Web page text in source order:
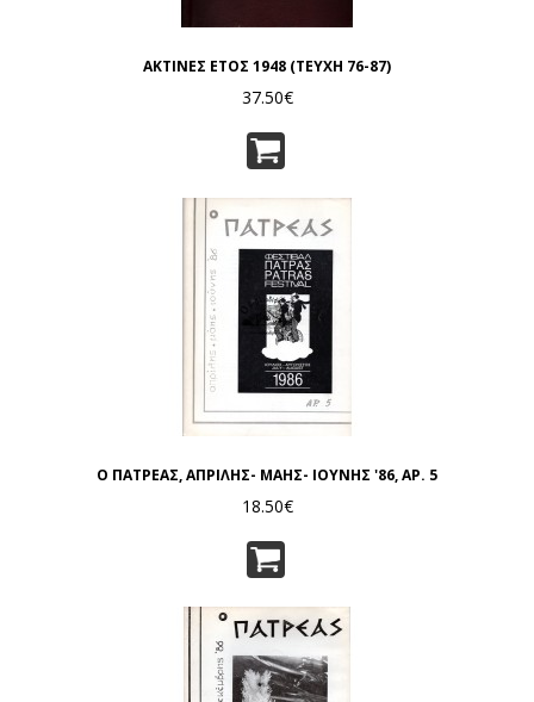
ΑΚΤΙΝΕΣ ΕΤΟΣ 1948 (ΤΕΥΧΗ 76-87)
37.50€
Ο ΠΑΤΡΕΑΣ, ΑΠΡΙΛΗΣ- ΜΑΗΣ- ΙΟΥΝΗΣ '86, ΑΡ. 5
18.50€